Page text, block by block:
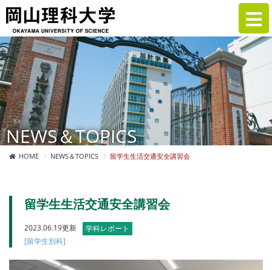
NEWS＆TOPICS
HOME NEWS＆TOPICS 留学生生活交通安全講習会
留学生生活交通安全講習会
2023.06.19更新
学科レポート
[留学生別科]